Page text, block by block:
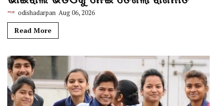
odishadarpan Aug 06, 2026
Read More